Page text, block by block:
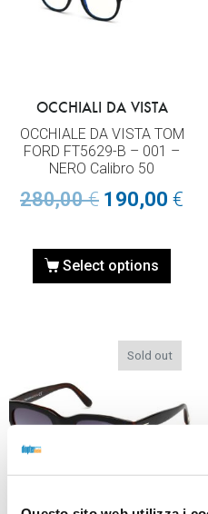
OCCHIALI DA VISTA
OCCHIALE DA VISTA TOM
FORD FT5629-B – 001 –
NERO Calibro 50
280,00€ 190,00 €
Select options
Sold out